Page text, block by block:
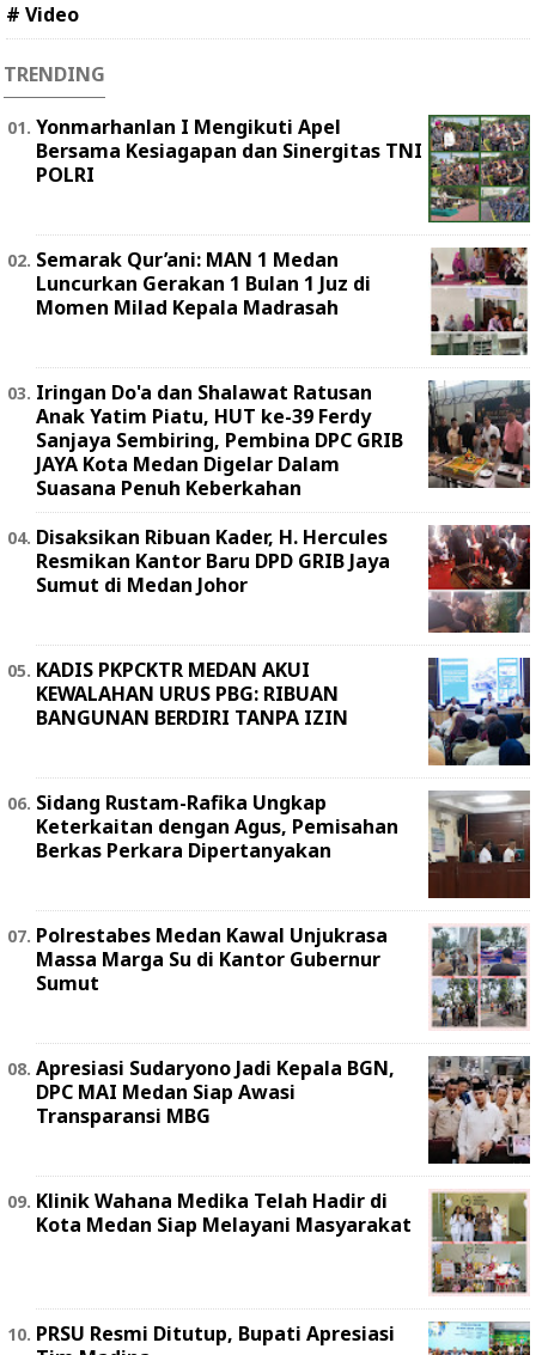
# Video
TRENDING
Yonmarhanlan I Mengikuti Apel
Bersama Kesiagapan dan Sinergitas TNI
POLRI
Semarak Qur’ani: MAN 1 Medan
Luncurkan Gerakan 1 Bulan 1 Juz di
Momen Milad Kepala Madrasah
Iringan Do'a dan Shalawat Ratusan
Anak Yatim Piatu, HUT ke-39 Ferdy
Sanjaya Sembiring, Pembina DPC GRIB
JAYA Kota Medan Digelar Dalam
Suasana Penuh Keberkahan
Disaksikan Ribuan Kader, H. Hercules
Resmikan Kantor Baru DPD GRIB Jaya
Sumut di Medan Johor
KADIS PKPCKTR MEDAN AKUI
KEWALAHAN URUS PBG: RIBUAN
BANGUNAN BERDIRI TANPA IZIN
Sidang Rustam-Rafika Ungkap
Keterkaitan dengan Agus, Pemisahan
Berkas Perkara Dipertanyakan
Polrestabes Medan Kawal Unjukrasa
Massa Marga Su di Kantor Gubernur
Sumut
Apresiasi Sudaryono Jadi Kepala BGN,
DPC MAI Medan Siap Awasi
Transparansi MBG
Klinik Wahana Medika Telah Hadir di
Kota Medan Siap Melayani Masyarakat
PRSU Resmi Ditutup, Bupati Apresiasi